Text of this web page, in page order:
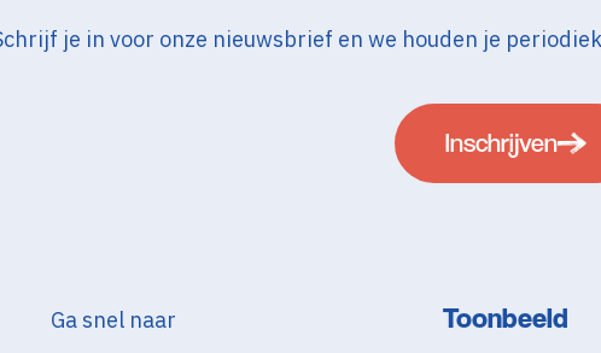
je in voor onze nieuwsbrief en we houden je
Inschrijven
Ga snel naar Toonbeeld